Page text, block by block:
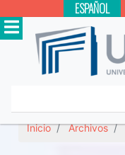
ESPAÑOL
Inicio Archivos